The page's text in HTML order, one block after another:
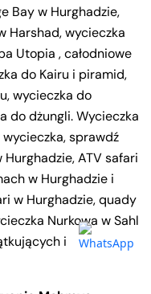
Bay w Hurghadzie,
Harshad, wycieczka
Utopia , całodniowe
do Kairu i piramid,
wycieczka do
do dżungli. Wycieczka
sprawdź
ATV safari
w Hurghadzie i
w Hurghadzie, quady
Nurkowa w Sahl
i